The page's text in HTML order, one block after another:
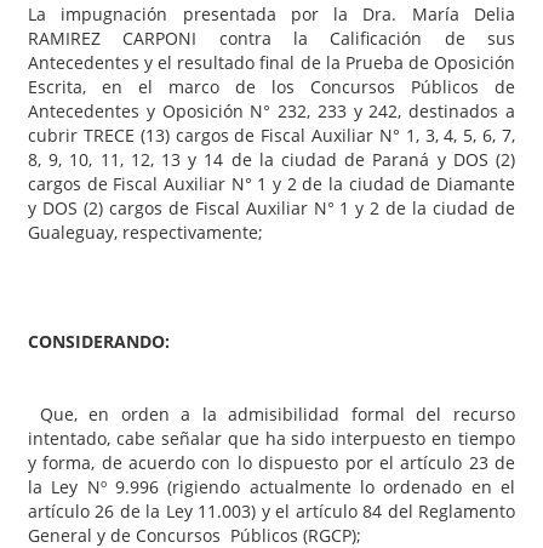
La impugnación presentada por la Dra. María Delia
RAMIREZ CARPONI contra la Calificación de sus
Antecedentes y el resultado final de la Prueba de Oposición
Escrita, en el marco de los Concursos Públicos de
Antecedentes y Oposición N° 232, 233 y 242, destinados a
cubrir TRECE (13) cargos de Fiscal Auxiliar N° 1, 3, 4, 5, 6, 7,
8, 9, 10, 11, 12, 13 y 14 de la ciudad de Paraná y DOS (2)
cargos de Fiscal Auxiliar N° 1 y 2 de la ciudad de Diamante
y DOS (2) cargos de Fiscal Auxiliar N° 1 y 2 de la ciudad de
Gualeguay, respectivamente;
CONSIDERANDO:
Que, en orden a la admisibilidad formal del recurso
intentado, cabe señalar que ha sido interpuesto en tiempo
y forma, de acuerdo con lo dispuesto por el artículo 23 de
la Ley Nº 9.996 (rigiendo actualmente lo ordenado en el
artículo 26 de la Ley 11.003) y el artículo 84 del Reglamento
General y de Concursos Públicos (RGCP);